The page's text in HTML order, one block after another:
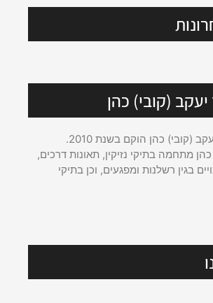
(קובי) כהן
(קובי) כהן הוקם בשנת 2010.
מתחמה בתיקי נזיקין, תאונות דרכים,
בגין רשלנות ומפגעים, וכן בתיקי